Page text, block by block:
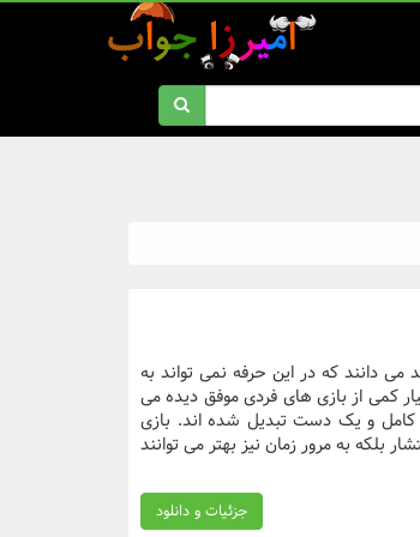
دانند که در این حرفه نمی تواند به
کمی از بازی های فردی موفق دیده می
و یک دست تبدیل شده اند. بازی
بلکه به مرور زمان نیز بهتر می توانند
جزئیات و دانلود